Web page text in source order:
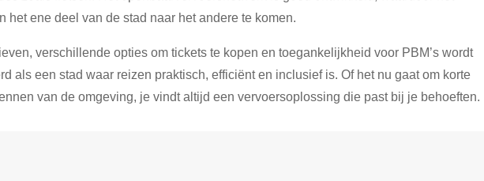
het ene deel van de stad naar het andere te komen.
verschillende opties om tickets te kopen en toegankelijkheid voor PBM’s wordt
als een stad waar reizen praktisch, efficiënt en inclusief is. Of het nu gaat om korte
van de omgeving, je vindt altijd een vervoersoplossing die past bij je behoeften.